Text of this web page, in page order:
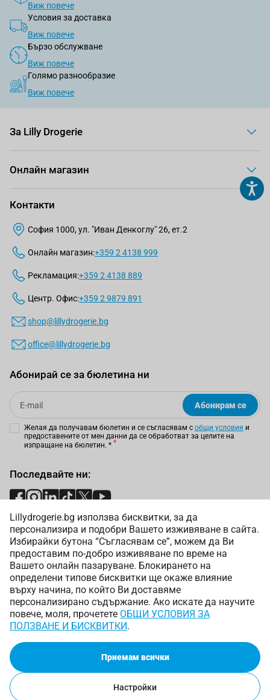
Lillydrogerie.bg използва бисквитки, за да
персонализира и подобри Вашето изживяване в сайта.
Избирайки бутона “Съгласявам се”, можем да Ви
предоставим по-добро изживяване по време на
Вашето онлайн пазаруване. Блокирането на
определени типове бисквитки ще окаже влияние
върху начина, по който Ви доставяме
персонализирано съдържание. Ако искате да научите
повече, моля, прочетете ОБЩИ УСЛОВИЯ ЗА
ПОЛЗВАНЕ И БИСКВИТКИ.
Приемам всички
Настройки
Виж повече
Условия за доставка
Виж повече
Бързо обслужване
Виж повече
Голямо разнообразие
Виж повече
За Lilly Drogerie
Онлайн магазин
Контакти
София 1000, ул. "Иван Денкоглу" 26, ет.2
Онлайн магазин:+359 2 4138 999
Рекламация:+359 2 4138 889
Центр. Офис:+359 2 9879 891
shop@lillydrogerie.bg
office@lillydrogerie.bg
Абонирай се за бюлетина ни
Email
Абонирам се
Желая да получавам бюлетин и се съгласявам с общи условия и
предоставените от мен данни да се обработват за целите на
изпращане на бюлетин. *
Последвайте ни:
Начини на плащане:
Начини на доставка:
Copyright © 2025 Лили Дрогерие ЕООД. Всички права
запазени.
Онлайн магазин от